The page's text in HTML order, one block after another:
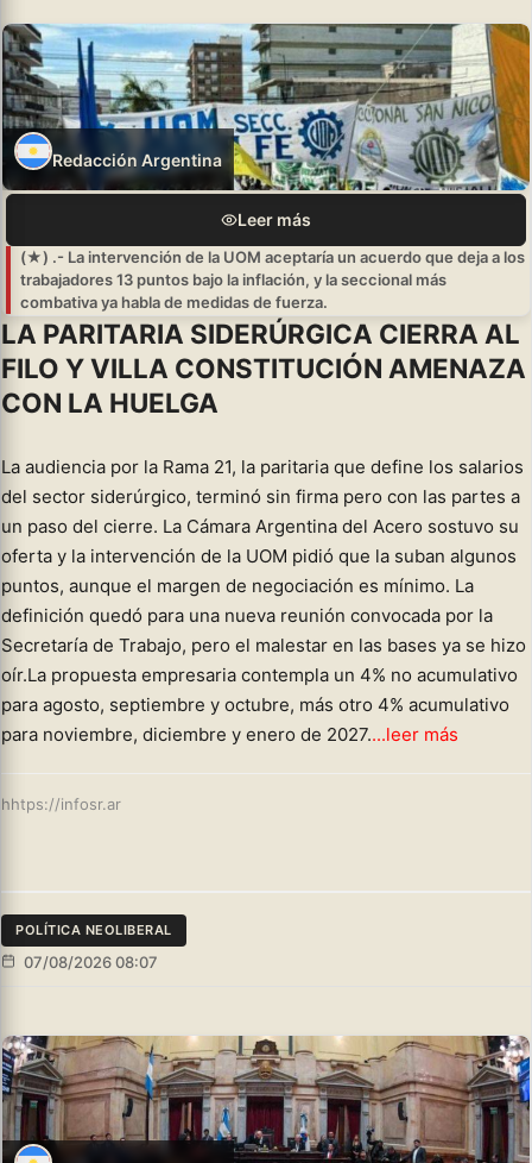
Redacción Argentina
Leer más
(★) .- La intervención de la UOM aceptaría un acuerdo que deja a los
trabajadores 13 puntos bajo la inflación, y la seccional más
combativa ya habla de medidas de fuerza.
LA PARITARIA SIDERÚRGICA CIERRA AL
FILO Y VILLA CONSTITUCIÓN AMENAZA
CON LA HUELGA
La audiencia por la Rama 21, la paritaria que define los salarios
del sector siderúrgico, terminó sin firma pero con las partes a
un paso del cierre. La Cámara Argentina del Acero sostuvo su
oferta y la intervención de la UOM pidió que la suban algunos
puntos, aunque el margen de negociación es mínimo. La
definición quedó para una nueva reunión convocada por la
Secretaría de Trabajo, pero el malestar en las bases ya se hizo
oír.La propuesta empresaria contempla un 4% no acumulativo
para agosto, septiembre y octubre, más otro 4% acumulativo
para noviembre, diciembre y enero de 2027....leer más
hhtps://infosr.ar
POLÍTICA NEOLIBERAL
07/08/2026 08:07